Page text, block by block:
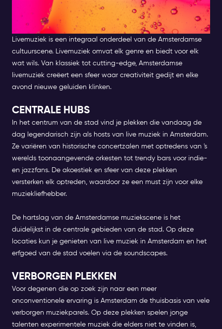
ONTDEK DE LIVE MUZIEK IIN
AMSTERDAM
Livemuziek is een integraal onderdeel van de Amsterdamse
cultuurscene. Livemuziek omvat elk genre en biedt voor elk
wat wils. Van klassiek tot cutting-edge, Amsterdamse
livemuziek creëert een sfeer waar creativiteit gedijt en elke
avond nieuwe geluiden klinken.
CENTRALE HUBS
In het centrum van de stad vind je plekken die vandaag de
dag legendarisch zijn als hosts van live muziek in Amsterdam.
Ze variëren van historische concertzalen met optredens van 's
werelds toonaangevende orkesten tot trendy bars voor indie-
en jazzfans. De akoestiek en sfeer van deze plekken
versterken elk optreden, waardoor ze een must zijn voor elke
muziekliefhebber.
De hartslag van de Amsterdamse muziekscene is het
duidelijkst in de centrale gebieden van de stad. Op deze
locaties kun je genieten van
live muziek in Amsterdam en het
erfgoed van de stad voelen via de soundscapes.
VERBORGEN PLEKKEN
Voor degenen die op zoek zijn naar een meer
onconventionele ervaring is Amsterdam de thuisbasis van vele
verborgen muziekparels. Op deze plekken spelen jonge
talenten experimentele muziek die elders niet te vinden is,